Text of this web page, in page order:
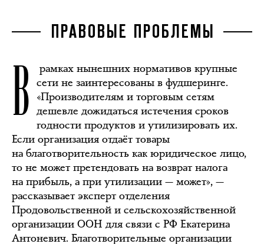
ПРАВОВЫЕ ПРОБЛЕМЫ
В
рамках нынешних нормативов крупные
сети не заинтересованы в фудшеринге.
«Производителям и торговым сетям
дешевле дожидаться истечения сроков
годности продуктов и утилизировать их.
Если организация отдаёт товары
на благотворительность как юридическое лицо,
то не может претендовать на возврат налога
на прибыль, а при утилизации — может», —
рассказывает эксперт отделения
Продовольственной и сельскохозяйственной
организации ООН для связи с РФ Екатерина
Антоневич. Благотворительные организации